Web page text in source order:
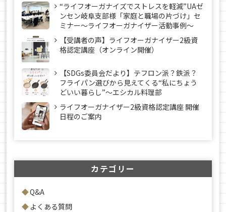
“ライフオーガナイズでストレスを軽減”UAゼ
ンセン岐阜支部様「家庭と職場の片づけ」セ
ミナー～ライフオーガナイザー活動事例〜
【受講者の声】ライフオーガナイザー2級資
格認定講座（オンライン開催）
【SDGs委員会だより】テフロン派？鉄派？
フライパン選びから見えてくる“私にちょう
どいい暮らし”～エシカル料理部
ライフオーガナイザー2級資格認定講座 開催
日程のご案内
カテゴリー
Q&A
よくある質問